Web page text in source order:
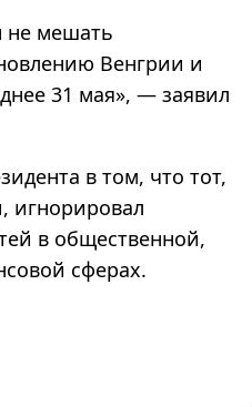
мешать
Венгрии и
31 мая», — заявил
в том, что тот,
игнорировал
в общественной,
сферах.